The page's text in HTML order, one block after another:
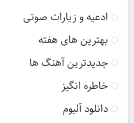
ادعیه و زیارات صوتی
بهترین های هفته
جدیدترین آهنگ ها
خاطره انگیز
دانلود آلبوم